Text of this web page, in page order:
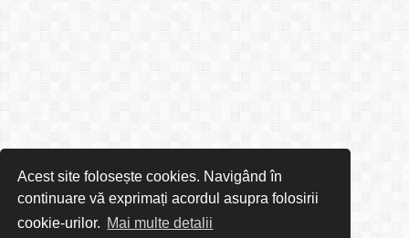
Acest site folosește cookies. Navigând în
continuare vă exprimați acordul asupra folosirii
cookie-urilor. Mai multe detalii